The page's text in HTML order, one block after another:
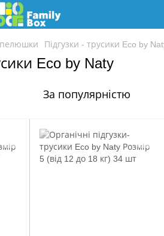
пелюшки Підгузки - трусики Eco by
Eco by Naty
За популярністю